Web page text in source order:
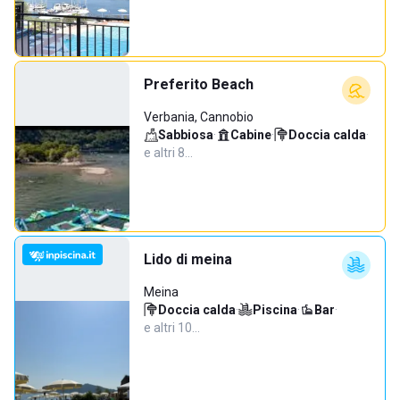
Preferito Beach
Verbania, Cannobio
Sabbiosa· Cabine· Doccia calda·
e altri 8…
Lido di meina
Meina
Doccia calda· Piscina· Bar·
e altri 10…